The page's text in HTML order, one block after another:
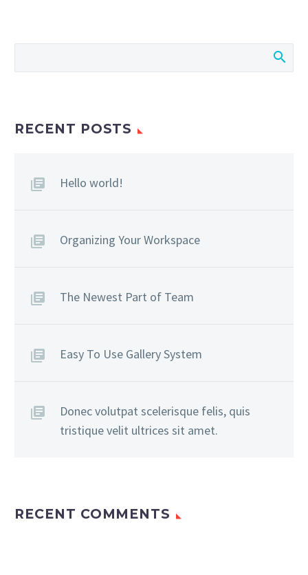
auctor aliquet. Aenean
elit consequat ipsum,
Proin gravida nibh vel
lorem quis bibendum
consequat ipsum, nec
RECENT POSTS
Hello world!
Organizing Your Workspace
The Newest Part of Team
Easy To Use Gallery System
Donec volutpat scelerisque felis, quis
tristique velit ultrices sit amet.
RECENT COMMENTS